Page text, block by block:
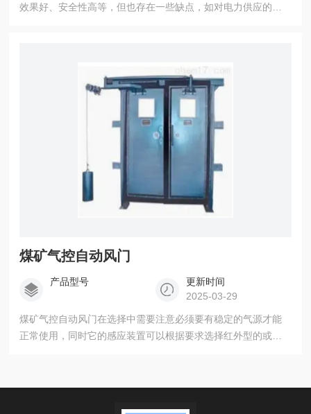
效果好、安全性高等，但也存在一些缺点，如对电力供应的依
煤矿气控自动风门
产品型号
更新时间
2025-03-29
煤矿气控自动风门在选择中需要注意必须要有稳定的气源才能
正常使用，同时它的感应装置可以根据要求选择红外型的或者
有先后之分，即先开的后关、后开的先关 ，只有这样两个门扇